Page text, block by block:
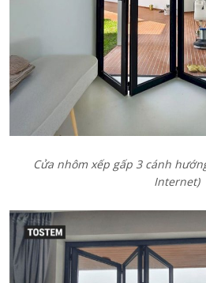
Cửa nhôm xếp gấp 3 cánh
Internet)